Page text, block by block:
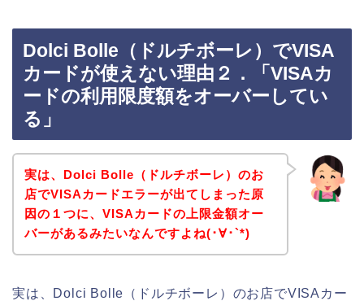
Dolci Bolle（ドルチボーレ）でVISA
カードが使えない理由２．「VISAカ
ードの利用限度額をオーバーしてい
る」
実は、Dolci Bolle（ドルチボーレ）のお
店でVISAカードエラーが出てしまった原
因の１つに、VISAカードの上限金額オー
バーがあるみたいなんですよね(･∀･`*)
実は、Dolci Bolle（ドルチボーレ）のお店でVISAカー